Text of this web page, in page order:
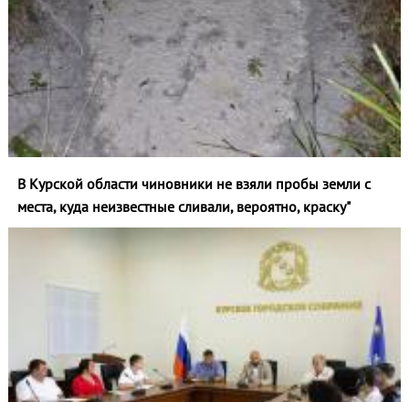
В Курской области чиновники не взяли пробы земли с
места, куда неизвестные сливали, вероятно, краску"